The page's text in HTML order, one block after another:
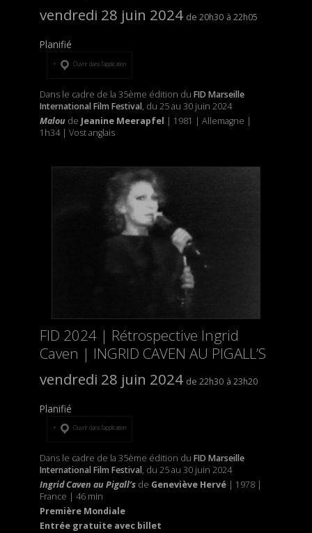
vendredi 28 juin 2024
20h30 22h05
Planifié
Ouvrir dans l’application
Dans le cadre de la 35ème édition du FID Marseille
International Film Festival, du 25 au 30 juin 2024
Maloude Jeanine Meerapfel | 1981 | Allemagne |
1h34 | Vost anglais
FID 2024 | Rétrospective Ingrid
Caven | INGRID CAVEN AU PIGALL’S
vendredi 28 juin 2024
22h30 23h20
Planifié
Ouvrir dans l’application
Dans le cadre de la 35ème édition du FID Marseille
International Film Festival, du 25 au 30 juin 2024
Ingrid Caven au Pigall’sde Geneviève Hervé| 1978 |
France | 46 min
Première Mondiale
Entrée gratuite avec billet